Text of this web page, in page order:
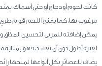
كانت لحوم أو دجاج أو حتى أسماك،
مرغوب بها، كما يمنح اللحم قوام
يمكن إضافته للمربى لتحسين المذاق
لفترة أطول دون أن تفسد، فهو
يضاف للعصائر بكل أنواعها لمنحها